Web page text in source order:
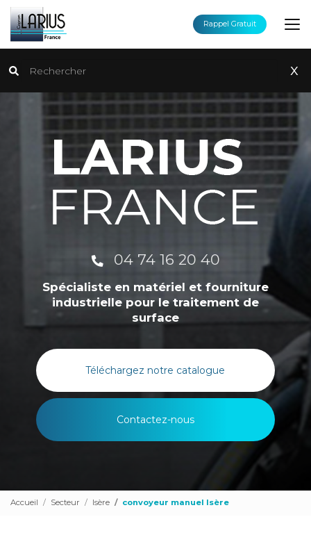
Aller
au
contenu
principal
Rechercher
x
Rappel Gratuit
04 74 16 20 40
Spécialiste en matériel et fourniture
industrielle pour le traitement de
surface
Téléchargez notre catalogue
Contactez-nous
Accueil Secteur Isère convoyeur manuel Isère